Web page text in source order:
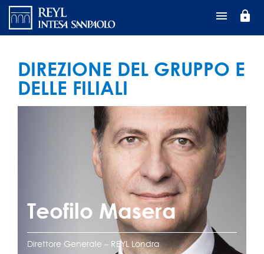
Salta
contenuto
lock
DIREZIONE DEL GRUPPO E
DELLE FILIALI
Teofilo Masera
Direttore Generale – REYL Londra